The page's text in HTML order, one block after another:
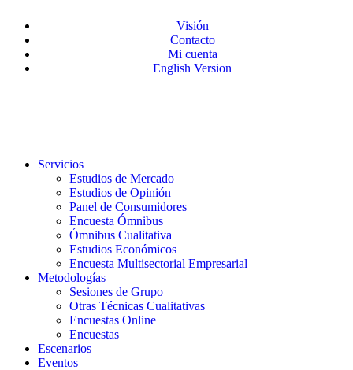
Visión
Contacto
Mi cuenta
English Version
Servicios
Estudios de Mercado
Estudios de Opinión
Panel de Consumidores
Encuesta Ómnibus
Ómnibus Cualitativa
Estudios Económicos
Encuesta Multisectorial Empresarial
Metodologías
Sesiones de Grupo
Otras Técnicas Cualitativas
Encuestas Online
Encuestas
Escenarios
Eventos